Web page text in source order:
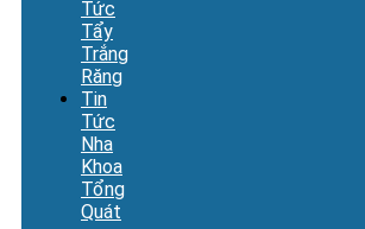
Tức
Tẩy
Trắng
Răng
Tin
Tức
Nha
Khoa
Tổng
Quát